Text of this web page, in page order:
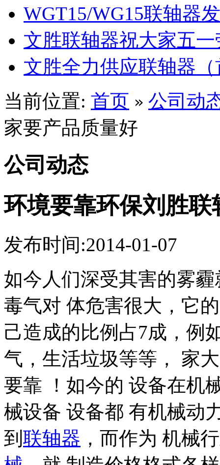
WGT15/WG15联轴器
文胜联轴器祝大家五
文胜全力供应联轴器
当前位置: 首页 » 公司动
家要产品质量好
公司动态
环境要靠环保刘胜
发布时间:2014-01-07
如今人们深受其害的雾
毒气对 体危害很大，它
己造成的比例占7成，例
气，生活垃圾等等， 家
要靠 ！如今的 设备在机
械设备 设备都 有机械动
到 联轴器 ，而作为 机械